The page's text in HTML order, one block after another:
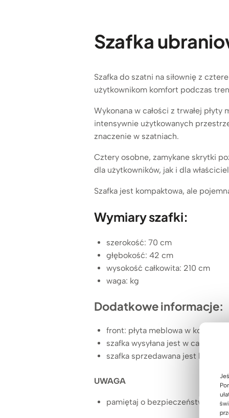
Szafka
Szafka do szatni na siłownię z
użytkownikom komfort podczas
Wykonana w całości z trwałej
intensywnie użytkowanych
znaczenie w szatniach.
Cztery osobne, zamykane skrytki
dla użytkowników, jak i dla
Szafka jest kompaktowa, ale
Wymiary szafki:
szerokość: 70 cm
głębokość: 42 cm
wysokość całkowita: 210 cm
waga: kg
Dodatkowe informacje:
front: płyta meblowa w kolorze
szafka wysyłana jest w całości
szafka sprzedawana jest bez
UWAGA
pamiętaj o bezpieczeństwie i